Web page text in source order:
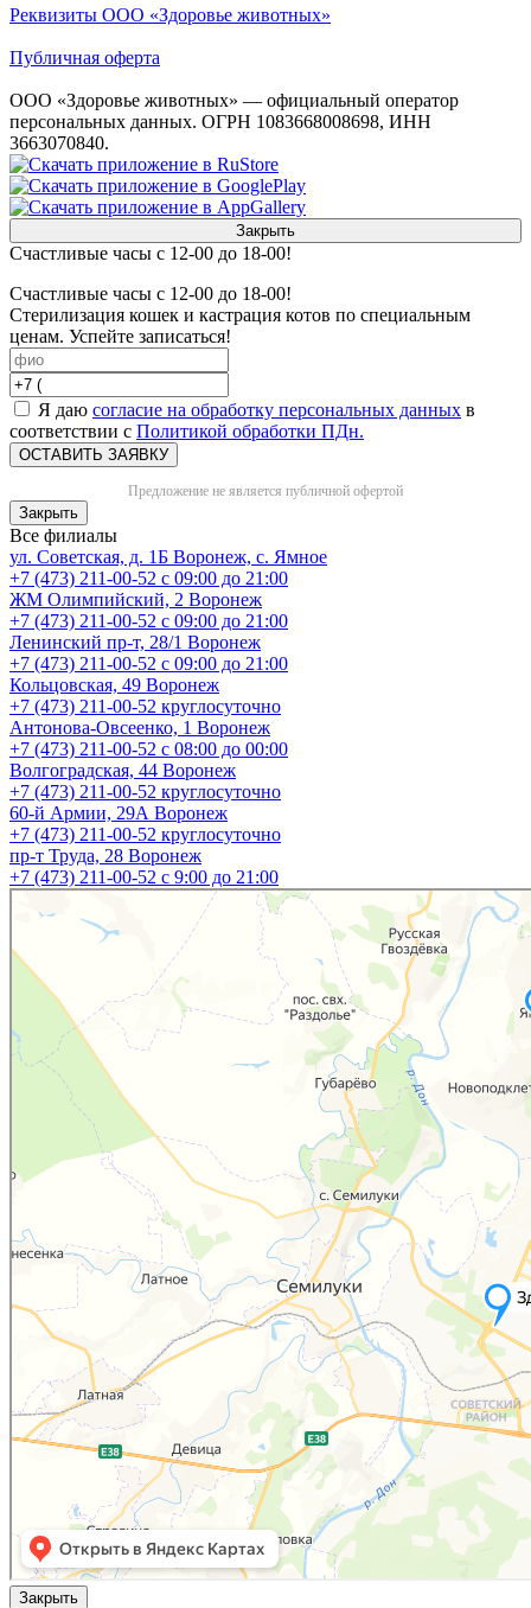
Реквизиты ООО «Здоровье животных»
Публичная оферта
ООО «Здоровье животных» — официальный оператор
персональных данных. ОГРН 1083668008698, ИНН
3663070840.
Закрыть
Счастливые часы с 12-00 до 18-00!
Счастливые часы с 12-00 до 18-00!
Стерилизация кошек и кастрация котов по специальным
ценам. Успейте записаться!
Я даю согласие на обработку персональных данных в
соответствии с Политикой обработки ПДн.
ОСТАВИТЬ ЗАЯВКУ
Предложение не является публичной офертой
Закрыть
Все филиалы
ул. Советская, д. 1Б Воронеж, с. Ямное
+7 (473) 211-00-52 с 09:00 до 21:00
ЖМ Олимпийский, 2 Воронеж
+7 (473) 211-00-52 с 09:00 до 21:00
Ленинский пр-т, 28/1 Воронеж
+7 (473) 211-00-52 с 09:00 до 21:00
Кольцовская, 49 Воронеж
+7 (473) 211-00-52 круглосуточно
Антонова-Овсеенко, 1 Воронеж
+7 (473) 211-00-52 с 08:00 до 00:00
Волгоградская, 44 Воронеж
+7 (473) 211-00-52 круглосуточно
60-й Армии, 29А Воронеж
+7 (473) 211-00-52 круглосуточно
пр-т Труда, 28 Воронеж
+7 (473) 211-00-52 c 9:00 до 21:00
Закрыть